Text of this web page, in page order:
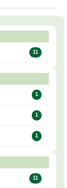
11
1
1
1
11